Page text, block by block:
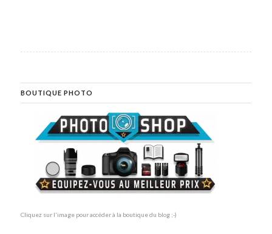
BOUTIQUE PHOTO
Cliquez sur l'image pour accéder à la boutique du blog ;-)